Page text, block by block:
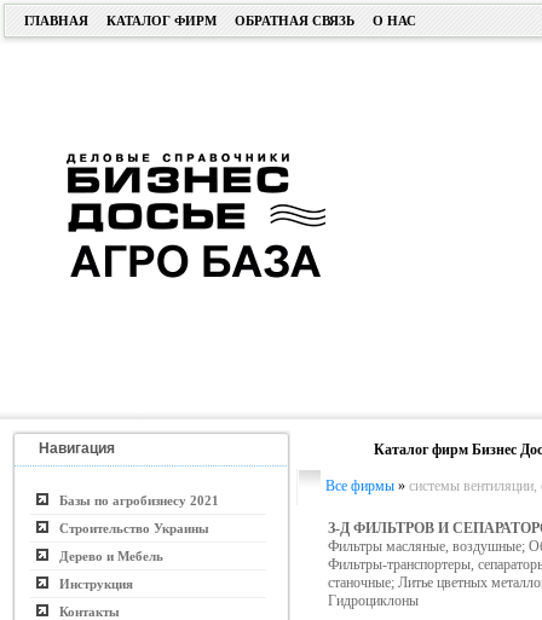
ГЛАВНАЯ КАТАЛОГ ФИРМ ОБРАТНАЯ СВЯЗЬ О НАС
Навигация
Базы по агробизнесу 2021
Строительство Украины
Дерево и Мебель
Инструкция
Контакты
Каталог фирм Бизнес
Все фирмы » системы
З-Д ФИЛЬТРОВ И
Фильтры масляные, воздушные;
Фильтры-транспортеры,
станочные; Литье цветных
Гидроциклоны